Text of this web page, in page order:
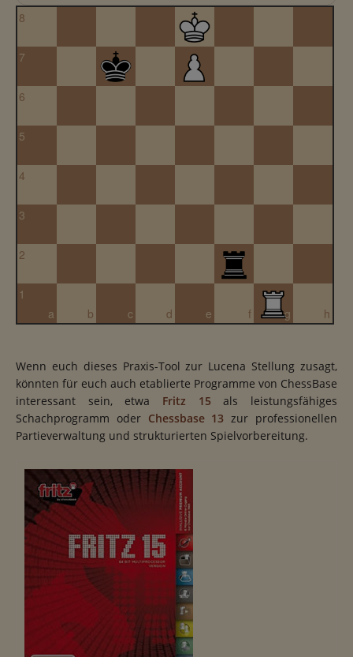
8
7
6
5
4
3
2
a
1
b
c d e f g h
Wenn euch dieses Praxis-Tool zur Lucena Stellung zusagt,
könnten für euch auch etablierte Programme von ChessBase
interessant sein, etwa Fritz 15 als leistungsfähiges
Schachprogramm oder Chessbase 13 zur professionellen
Partieverwaltung und strukturierten Spielvorbereitung.